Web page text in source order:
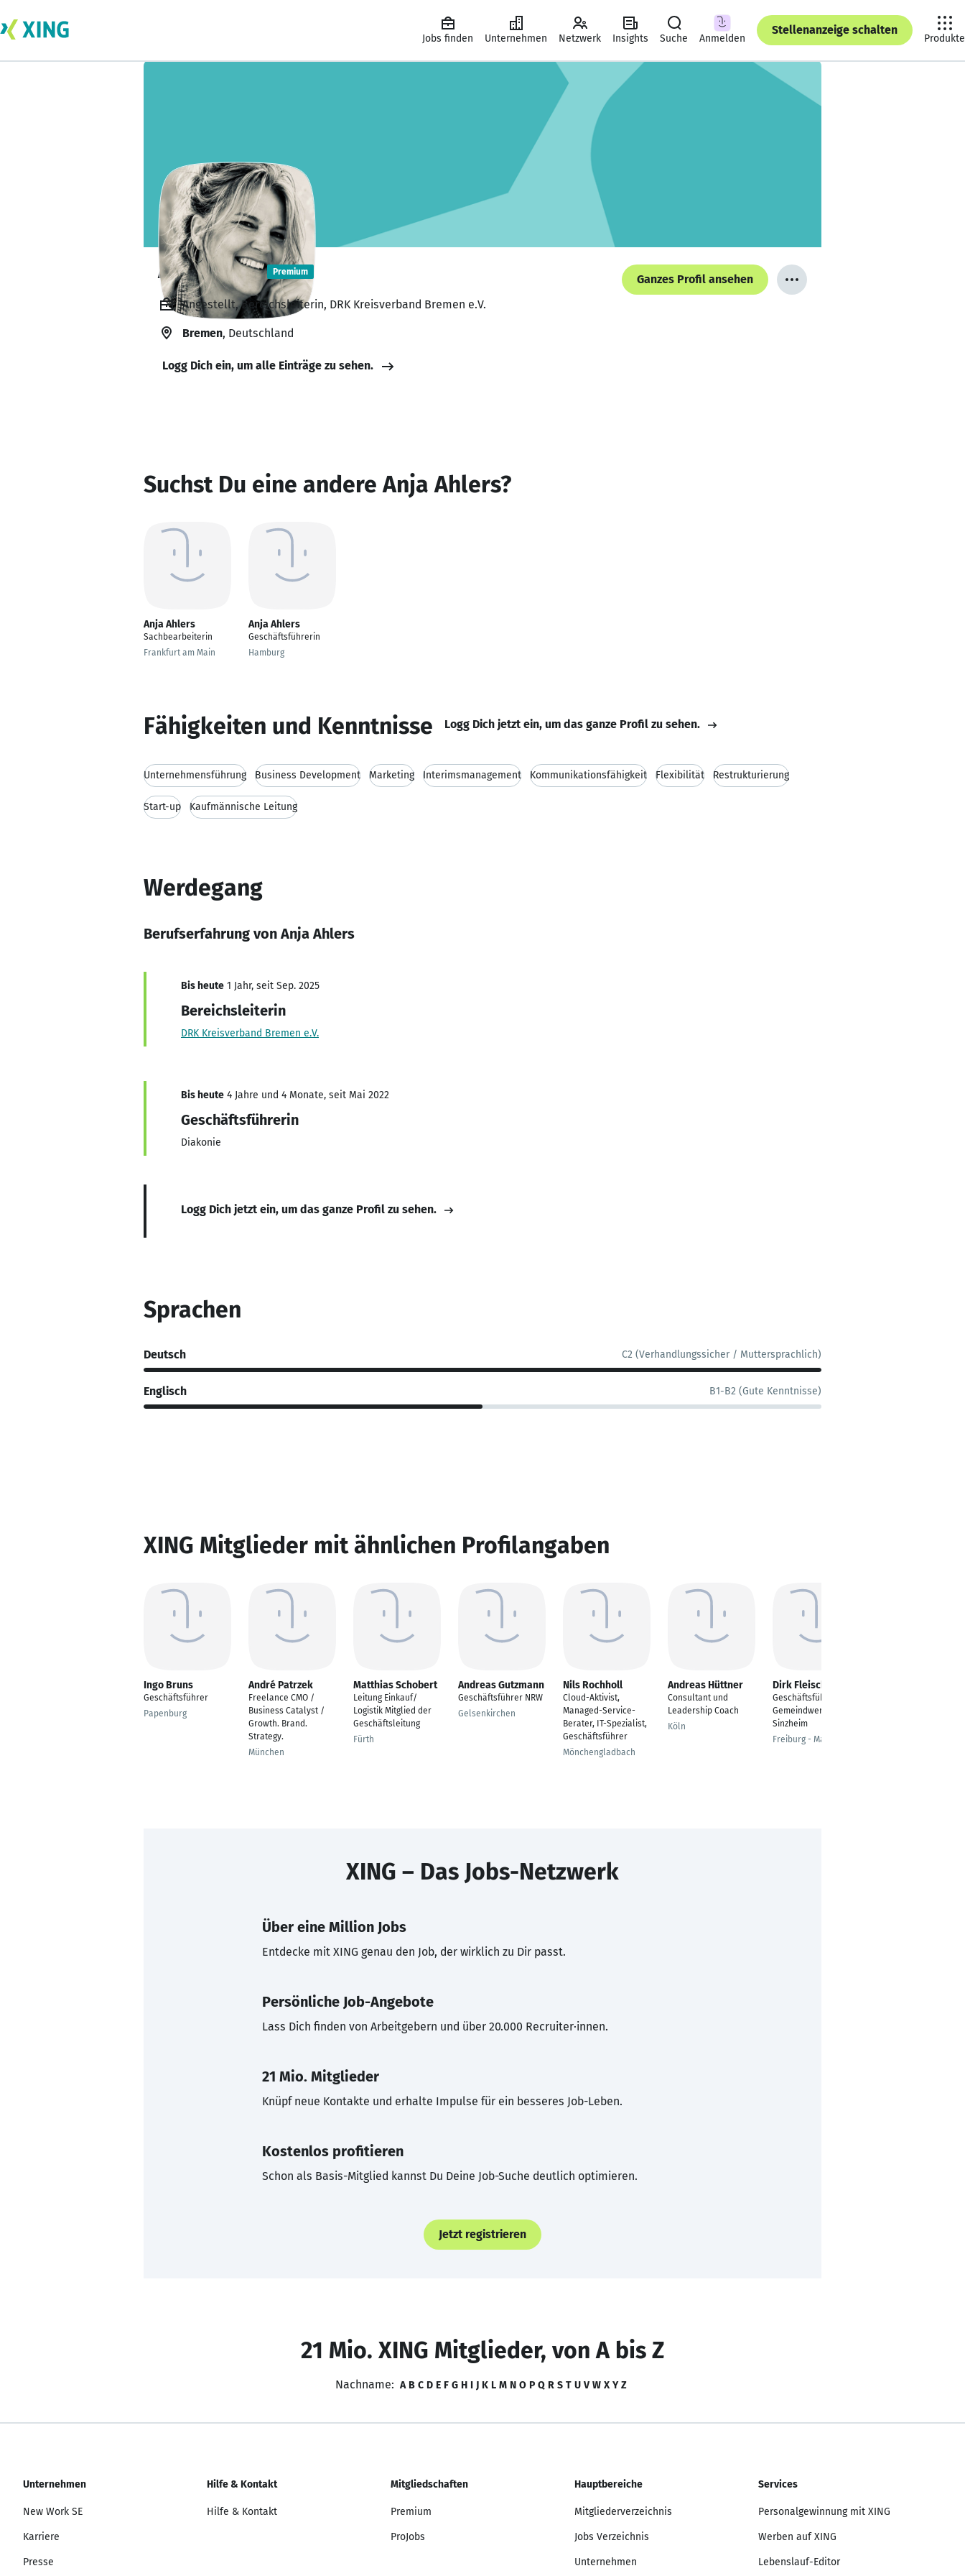
Jobs finden Unternehmen Netzwerk Insights Suche Anmelden
Stellenanzeige schalten
Produkte
Anja Ahlers Premium
Ganzes Profil ansehen
Angestellt, Bereichsleiterin, DRK Kreisverband Bremen e.V.
Bremen, Deutschland
Logg Dich ein, um alle Einträge zu sehen.
Suchst Du eine andere Anja Ahlers?
Anja Ahlers
Sachbearbeiterin
Frankfurt am Main
Anja Ahlers
Geschäftsführerin
Hamburg
Fähigkeiten und Kenntnisse Logg Dich jetzt ein, um das ganze Profil zu sehen.
Unternehmensführung Business Development Marketing Interimsmanagement Kommunikationsfähigkeit Flexibilität Restrukturierung
Start-up Kaufmännische Leitung
Werdegang
Berufserfahrung von Anja Ahlers
Bis heute 1 Jahr, seit Sep. 2025
Bereichsleiterin
DRK Kreisverband Bremen e.V.
Bis heute 4 Jahre und 4 Monate, seit Mai 2022
Geschäftsführerin
Diakonie
Logg Dich jetzt ein, um das ganze Profil zu sehen.
Sprachen
Deutsch C2 (Verhandlungssicher / Muttersprachlich)
Englisch B1-B2 (Gute Kenntnisse)
XING Mitglieder mit ähnlichen Profilangaben
Ingo Bruns
Geschäftsführer
Papenburg
André Patrzek
Freelance CMO /
Business Catalyst /
Growth. Brand.
Strategy.
München
Matthias Schobert
Leitung Einkauf/
Logistik Mitglied der
Geschäftsleitung
Fürth
Andreas Gutzmann
Geschäftsführer NRW
Gelsenkirchen
Nils Rochholl
Cloud-Aktivist,
Managed-Service-
Berater, IT-Spezialist,
Geschäftsführer
Mönchengladbach
Andreas Hüttner
Consultant und
Leadership Coach
Köln
Dirk Fleischer
Geschäftsführer
Gemeindwerke
Sinzheim
Freiburg - March
XING – Das Jobs-Netzwerk
Über eine Million Jobs
Entdecke mit XING genau den Job, der wirklich zu Dir passt.
Persönliche Job-Angebote
Lass Dich finden von Arbeitgebern und über 20.000 Recruiter·innen.
21 Mio. Mitglieder
Knüpf neue Kontakte und erhalte Impulse für ein besseres Job-Leben.
Kostenlos profitieren
Schon als Basis-Mitglied kannst Du Deine Job-Suche deutlich optimieren.
Jetzt registrieren
21 Mio. XING Mitglieder, von A bis Z
Nachname: A B C D E F G H I J K L M N O P Q R S T U V W X Y Z
Unternehmen
New Work SE
Karriere
Presse
Hilfe & Kontakt
Hilfe & Kontakt
Mitgliedschaften
Premium
ProJobs
Hauptbereiche
Mitgliederverzeichnis
Jobs Verzeichnis
Unternehmen
Services
Personalgewinnung mit XING
Werben auf XING
Lebenslauf-Editor